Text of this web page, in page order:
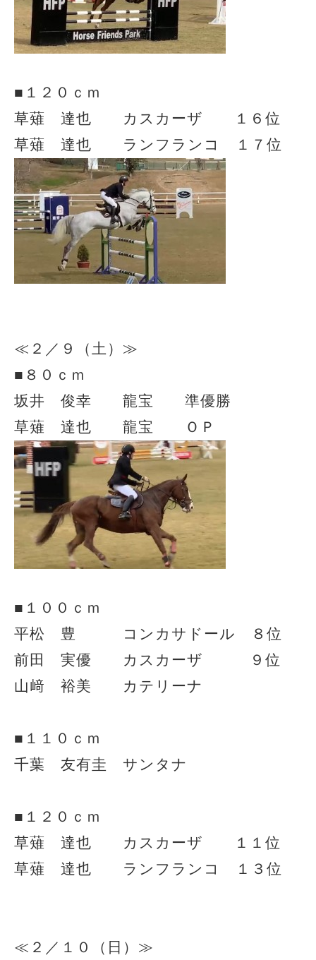
■１２０ｃｍ
草薙 達也 カスカーザ １６位
草薙 達也 ランフランコ １７位
≪２／９（土）≫
■８０ｃｍ
坂井 俊幸 龍宝 準優勝
草薙 達也 龍宝 ＯＰ
■１００ｃｍ
平松 豊 コンカサドール ８位
前田 実優 カスカーザ ９位
山﨑 裕美 カテリーナ
■１１０ｃｍ
千葉 友有圭 サンタナ
■１２０ｃｍ
草薙 達也 カスカーザ １１位
草薙 達也 ランフランコ １３位
≪２／１０（日）≫